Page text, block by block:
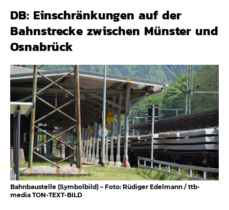
DB: Einschränkungen auf der
Bahnstrecke zwischen Münster und
Osnabrück
Bahnbaustelle (Symbolbild) – Foto: Rüdiger Edelmann / ttb-
media TON-TEXT-BILD